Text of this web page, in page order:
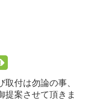
付は勿論の事、
提案させて頂きま